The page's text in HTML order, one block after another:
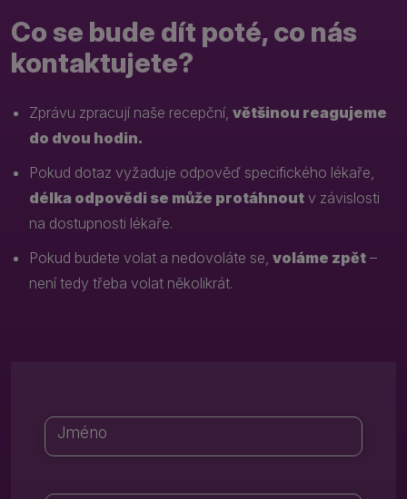
Co se bude dít poté, co nás
kontaktujete?
Zprávu zpracují naše recepční, většinou reagujeme
do dvou hodin.
Pokud dotaz vyžaduje odpověď specifického lékaře,
délka odpovědi se může protáhnout v závislosti
na dostupnosti lékaře.
Pokud budete volat a nedovoláte se, voláme zpět –
není tedy třeba volat několikrát.
Jméno